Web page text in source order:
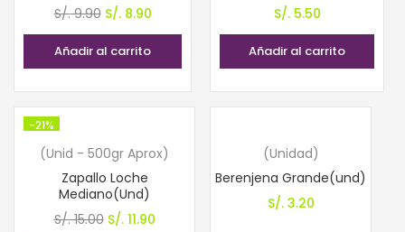
S/.9.90 El
precio
original
S/. 9.90.
S/.8.90El
precio
S/. 8.90.
Añadir al carrito
S/.5.50
Añadir al carrito
-21%
(Unid - 500gr Aprox)
Zapallo Loche
Mediano(Und)
S/.15.00 El
S/.11.90El
(Unidad)
Berenjena Grande(und)
S/.3.20